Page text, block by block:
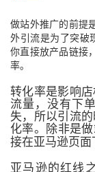
做站外推广的前提
外引流是为了突破
你直接放产品链接
率。
转化率是影响
流量，没有下
失，所以引流
化率。除非是
接在亚马逊页面
亚马逊的红线